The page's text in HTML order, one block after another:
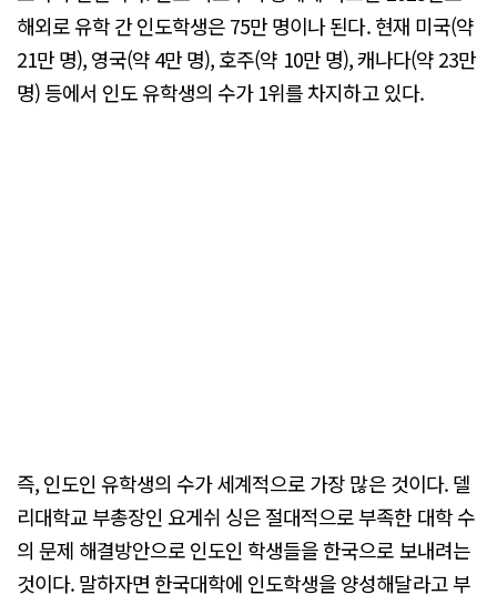
해외로 유학 간 인도학생은 75만 명이나 된다. 현재 미국(약
21만 명), 영국(약 4만 명), 호주(약 10만 명), 캐나다(약 23만
명) 등에서 인도 유학생의 수가 1위를 차지하고 있다.
즉, 인도인 유학생의 수가 세계적으로 가장 많은 것이다. 델
리대학교 부총장인 요게쉬 싱은 절대적으로 부족한 대학 수
의 문제 해결방안으로 인도인 학생들을 한국으로 보내려는
것이다. 말하자면 한국대학에 인도학생을 양성해달라고 부